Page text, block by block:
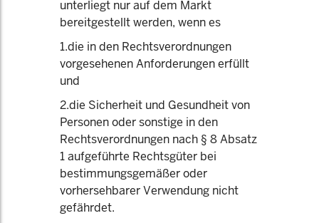
unterliegt nur auf dem Markt
bereitgestellt werden, wenn es
1.die in den Rechtsverordnungen
vorgesehenen Anforderungen erfüllt
und
2.die Sicherheit und Gesundheit von
Personen oder sonstige in den
Rechtsverordnungen nach § 8 Absatz
1 aufgeführte Rechtsgüter bei
bestimmungsgemäßer oder
vorhersehbarer Verwendung nicht
gefährdet.